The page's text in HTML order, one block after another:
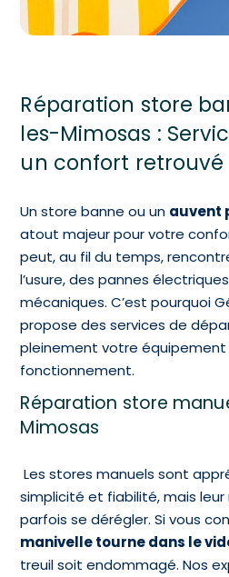
Réparation store
les-Mimosas :
un confort retrouvé
Un store banne ou un auvent
atout majeur pour votre
peut, au fil du temps,
l’usure, des pannes
mécaniques. C’est pourquoi
propose des services de
pleinement votre
fonctionnement.
Réparation store
Mimosas
Les stores manuels sont
simplicité et fiabilité, mais
parfois se dérégler. Si vous
manivelle tourne dans le
treuil soit endommagé. Nos